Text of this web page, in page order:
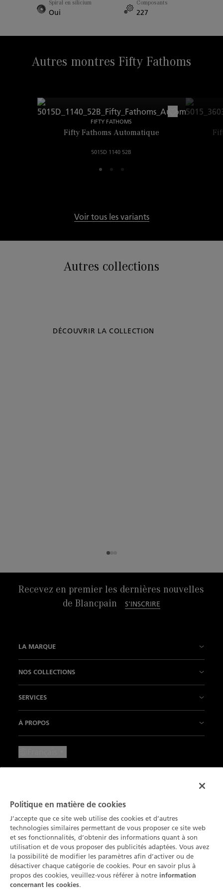
Non
Spiral en silicium
Oui
Composants
227
Autres montres Fifty Fathoms
FIFTY FATHOMS
Fifty Fathoms Automatique
5015D 1140 52B
Voir tous les variants
Autres collections
DÉCOUVRIR LA COLLECTION
Recevez en premier les dernières nouvelles
de Blancpain
S'INSCRIRE
LA MARQUE
Nos Manufactures
L'innovation est notre tradition
Blancpain Ocean Commitment
Lettres du Brassus
NOS COLLECTIONS
Air Command
Villeret
Ladybird
Nos Complications
Recherche de produits
SERVICES
Contactez-nous
Prendre un rendez-vous
Inscription à la Newsletter
Catalogue
À PROPOS
Le Cercle des Connaisseurs
Données environnementales
Plan du site
Protection des données
Déclaration sur les Cookies
Paramètres des cookies
Politique en matière de cookies
J’accepte que ce site web utilise des cookies et d’autres
technologies similaires permettant de vous proposer ce site web
et ses fonctionnalités, d’obtenir des informations quant à son
utilisation et de vous proposer des publicités adaptées. Vous avez
la possibilité de modifier les paramètres afin d’activer ou de
désactiver chaque catégorie de cookies. Pour en savoir plus à
propos des cookies, veuillez-vous référer à notre information
concernant les cookies.